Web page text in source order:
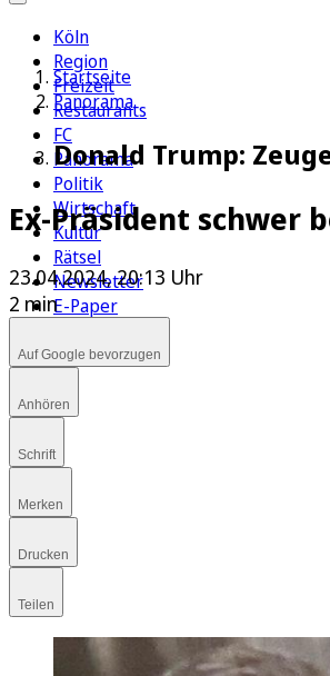
Köln
Region
Freizeit
Restaurants
FC
Panorama
Politik
Wirtschaft
Kultur
Rätsel
Newsletter
E-Paper
Startseite
Panorama
Donald Trump:
Ex-Präsident schwer
23.04.2024, 20:13 Uhr
2 min
Auf Google bevorzugen
Anhören
Schrift
Merken
Drucken
Teilen